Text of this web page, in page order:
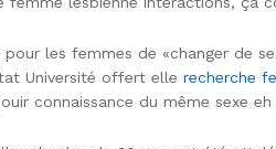
les femmes de «changer de
Université offert elle recherche
connaissance du même sexe eh